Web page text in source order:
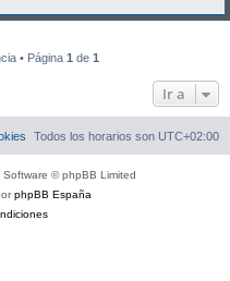
• Página 1 de 1
Ir a
Todos los horarios son UTC+02:00
Software © phpBB Limited
phpBB España